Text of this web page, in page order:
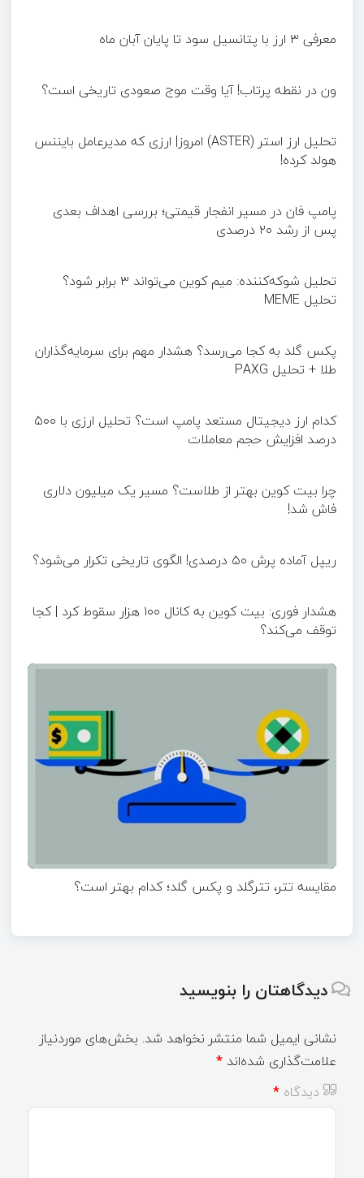
معرفی ۳ ارز با پتانسیل سود تا پایان آبان ماه
ون در نقطه پرتاب! آیا وقت موج صعودی تاریخی است؟
تحلیل ارز استر (ASTER) امروز| ارزی که مدیرعامل بایننس
هولد کرده!
پامپ فان در مسیر انفجار قیمتی؛ بررسی اهداف بعدی
پس از رشد ۲۰ درصدی
تحلیل شوکه‌کننده: میم کوین می‌تواند ۳ برابر شود؟
تحلیل MEME
پکس گلد به کجا می‌رسد؟ هشدار مهم برای سرمایه‌گذاران
طلا + تحلیل PAXG
کدام ارز دیجیتال مستعد پامپ است؟ تحلیل ارزی با ۵۰۰
درصد افزایش حجم معاملات
چرا بیت کوین بهتر از طلاست؟ مسیر یک میلیون دلاری
فاش شد!
ریپل آماده پرش ۵۰ درصدی! الگوی تاریخی تکرار می‌شود؟
هشدار فوری: بیت کوین به کانال ۱۰۰ هزار سقوط کرد | کجا
توقف می‌کند؟
مقایسه تتر، تترگلد و پکس گلد؛ کدام بهتر است؟
دیدگاهتان را بنویسید
نشانی ایمیل شما منتشر نخواهد شد. بخش‌های موردنیاز
علامت‌گذاری شده‌اند *
دیدگاه *